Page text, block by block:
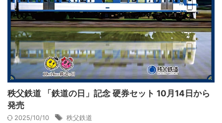
秩父鉄道 「鉄道の日」記念 硬券セット 10月14日から
発売
2025/10/10 秩父鉄道